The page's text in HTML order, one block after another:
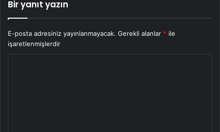
Bir yanıt yazın
E-posta adresiniz yayınlanmayacak. Gerekli alanlar * ile
işaretlenmişlerdir